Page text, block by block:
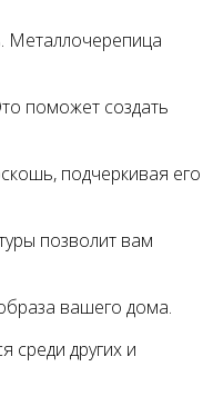
Металлочерепица
поможет создать
подчеркивая его
позволит вам
вашего дома.
среди других и